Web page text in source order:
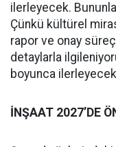
ilerleyecek.
Çünkü kültürel
rapor ve onay
detaylarla
boyunca
İNŞAAT 2027’DE